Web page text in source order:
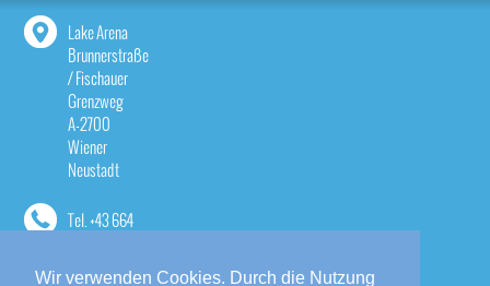
Wir verwenden Cookies. Durch die Nutzung
Lake Arena
Brunnerstraße
/ Fischauer
Grenzweg
A-2700
Wiener
Neustadt
Tel.+43 664